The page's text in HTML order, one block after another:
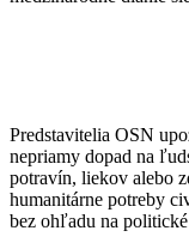
Predstavitelia OSN
nepriamy dopad na
potravín, liekov alebo
humanitárne potreby
bez ohľadu na